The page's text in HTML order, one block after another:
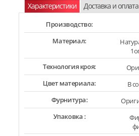
Характеристики Доставка и оплата
Производство:
Материал:
Технология кроя:
Цвет материала:
В
Фурнитура:
Упаковка :